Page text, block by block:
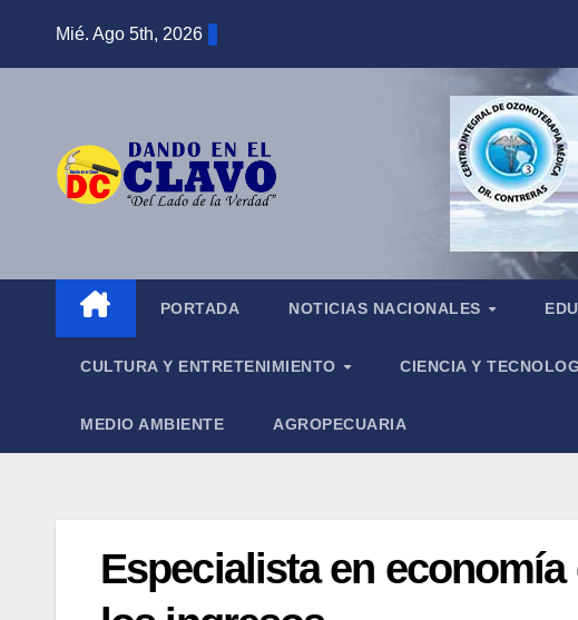
Mié. Ago 5th, 2026
PORTADA NOTICIAS NACIONALES
CULTURA Y ENTRETENIMIENTO CIENCIA Y
MEDIO AMBIENTE AGROPECUARIA
Especialista en